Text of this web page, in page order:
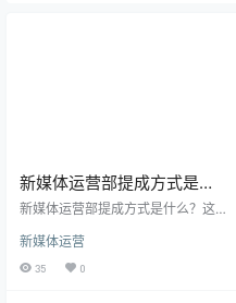
新媒体运营部提成方式是什
么
新媒体运营部提成方式是什么？这
的一个疑问。在新媒体广告行业
中，提成是一种常见的激励手段，
新媒体运营
35 0